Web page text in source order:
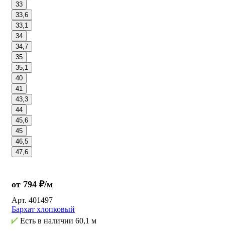
33
33,6
33,1
34
34,7
35
35,1
40
41
43,3
44
45,6
45
46,5
47,6
от 794 ₽/м
Арт. 401497
Бархат хлопковый
Есть в наличии 60,1 м